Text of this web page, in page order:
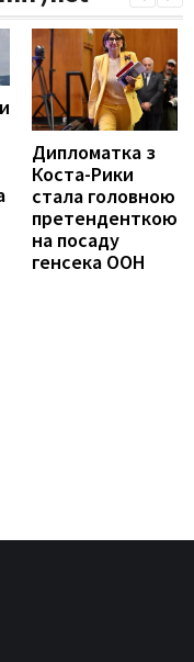
Дипломатка з
Коста-Рики
стала головною
претенденткою
на посаду
генсека ООН